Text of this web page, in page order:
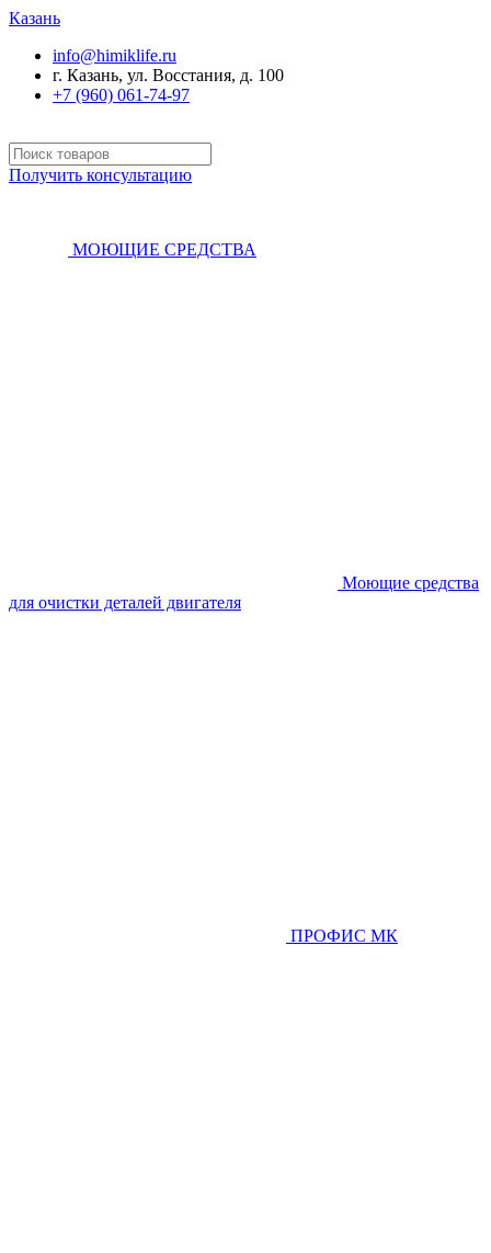
Казань
info@himiklife.ru
г. Казань, ул. Восстания, д. 100
+7 (960) 061-74-97
Получить консультацию
МОЮЩИЕ СРЕДСТВА
Моющие средства
для очистки деталей двигателя
ПРОФИС МК